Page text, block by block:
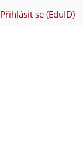
Přihlásit se (EduID)